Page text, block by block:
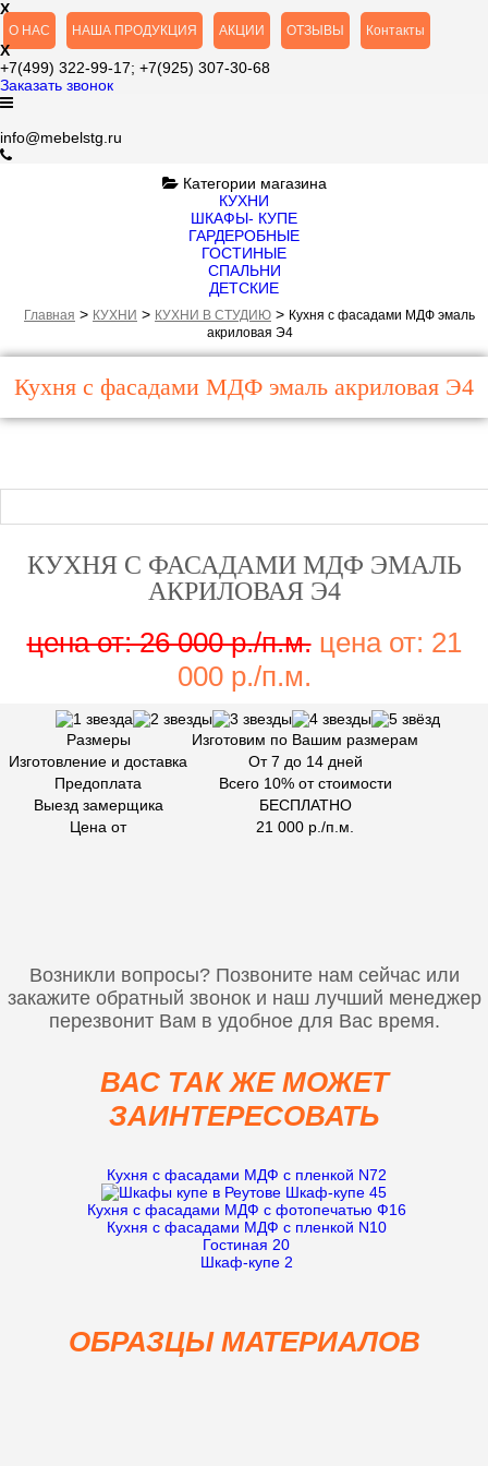
X
О НАС НАША ПРОДУКЦИЯ АКЦИИ ОТЗЫВЫ Контакты
X
+7(499) 322-99-17; +7(925) 307-30-68
Заказать звонок
info@mebelstg.ru
Категории магазина
КУХНИ
ШКАФЫ- КУПЕ
ГАРДЕРОБНЫЕ
ГОСТИНЫЕ
СПАЛЬНИ
ДЕТСКИЕ
Главная > КУХНИ > КУХНИ В СТУДИЮ > Кухня с фасадами МДФ эмаль
акриловая Э4
Кухня с фасадами МДФ эмаль акриловая Э4
КУХНЯ С ФАСАДАМИ МДФ ЭМАЛЬ
АКРИЛОВАЯ Э4
цена от: 26 000 р./п.м.цена от: 21
000 р./п.м.
Размеры
Изготовим по Вашим размерам
Изготовление и доставка
От 7 до 14 дней
Предоплата
Всего 10% от стоимости
Выезд замерщика
БЕСПЛАТНО
Цена от
21 000 р./п.м.
Возникли вопросы?Позвоните нам сейчас или
закажите обратный звонок и наш лучший менеджер
перезвонит Вам в удобное для Вас время.
ВАС ТАК ЖЕ МОЖЕТ
ЗАИНТЕРЕСОВАТЬ
Кухня с фасадами МДФ с пленкой N72
Шкаф-купе 45
Кухня с фасадами МДФ с фотопечатью Ф16
Кyхня с фасадами МДФ с пленкой N10
Гостиная 20
Шкаф-купе 2
ОБРАЗЦЫ МАТЕРИАЛОВ